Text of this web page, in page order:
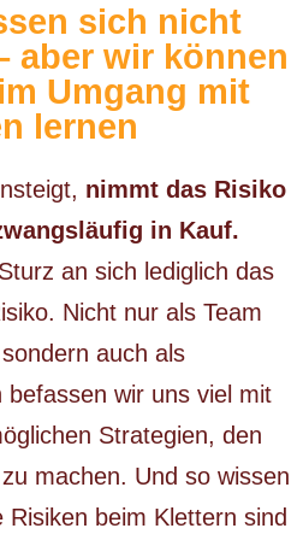
sich nicht
aber wir können
Umgang mit
lernen
nimmt das Risiko
in Kauf.
an sich lediglich das
Nicht nur als Team
auch als
befassen wir uns viel mit
Strategien, den
machen. Und so wissen
Risiken beim Klettern sind